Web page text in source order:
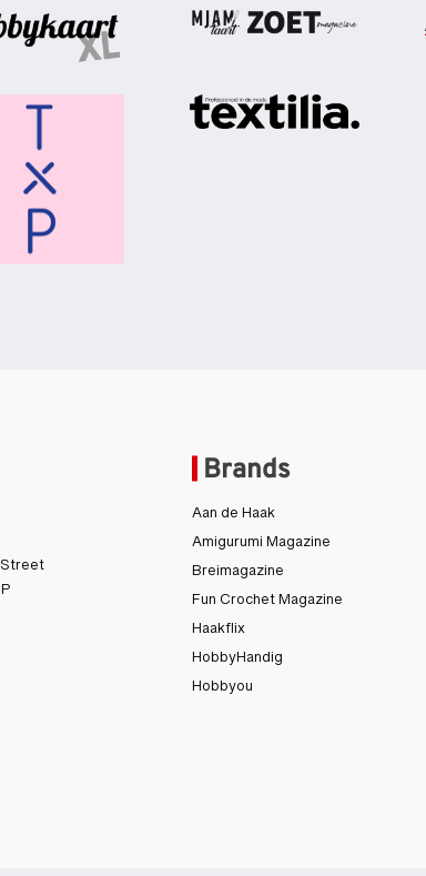
Brands
Aan de Haak
Amigurumi Magazine
Breimagazine
Fun Crochet Magazine
Haakflix
HobbyHandig
Hobbyou